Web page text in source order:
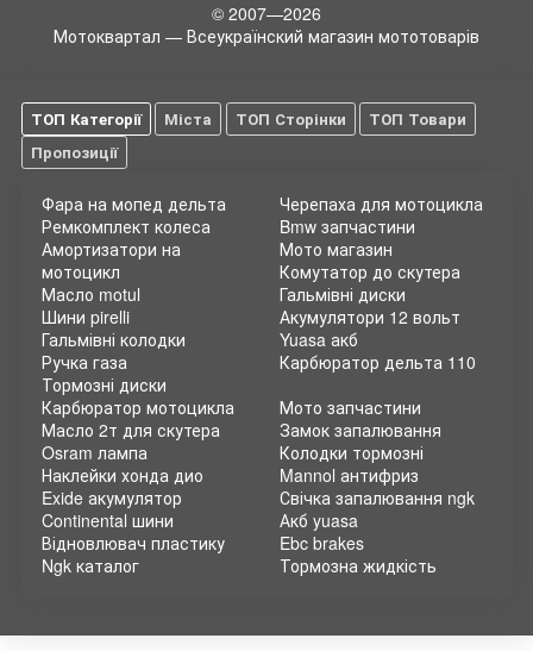
© 2007—2026
Мотоквартал — Всеукраїнский магазин мототоварів
ТОП Категорії Міста ТОП Сторінки
ТОП Товари
Пропозиції
Фара на мопед дельта
Ремкомплект колеса
Амортизатори на
мотоцикл
Масло motul
Шини pirelli
Гальмівні колодки
Ручка газа
Тормозні диски
Черепаха для мотоцикла
Bmw запчастини
Мото магазин
Комутатор до скутера
Гальмівні диски
Акумулятори 12 вольт
Yuasa акб
Карбюратор дельта 110
Карбюратор мотоцикла
Масло 2т для скутера
Osram лампа
Наклейки хонда дио
Exide акумулятор
Continental шини
Відновлювач пластику
Ngk каталог
Мото запчастини
Замок запалювання
Колодки тормозні
Mannol антифриз
Свічка запалювання ngk
Акб yuasa
Ebc brakes
Тормозна жидкість